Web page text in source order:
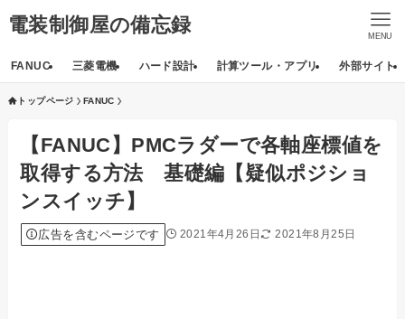
電装制御屋の備忘録 MENU
FANUC 三菱電機 ハード設計 計算ツール・アプリ 外部サイト
トップページ FANUC
【FANUC】PMCラダーで各軸座標値を
取得する方法 基礎編【疑似ポジショ
ンスイッチ】
広告を含むページです 2021年4月26日 2021年8月25日